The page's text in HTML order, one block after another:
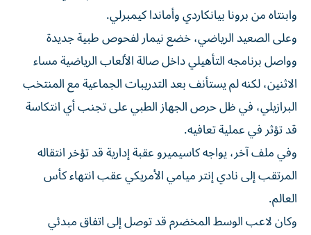
وابنتاه من برونا بيانكاردي وأماندا كيمبرلي.
وعلى الصعيد الرياضي، خضع نيمار لفحوص طبية جديدة
وواصل برنامجه التأهيلي داخل صالة الألعاب الرياضية مساء
الاثنين، لكنه لم يستأنف بعد التدريبات الجماعية مع المنتخب
البرازيلي، في ظل حرص الجهاز الطبي على تجنب أي انتكاسة
قد تؤثر في عملية تعافيه.
وفي ملف آخر، يواجه كاسيميرو عقبة إدارية قد تؤخر انتقاله
المرتقب إلى نادي إنتر ميامي الأمريكي عقب انتهاء كأس
العالم.
وكان لاعب الوسط المخضرم قد توصل إلى اتفاق مبدئي